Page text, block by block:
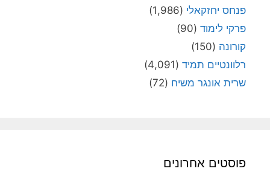
פנחס יחזקאלי (1,986)
פרקי לימוד (90)
קורונה (150)
רלוונטיים תמיד (4,091)
שרית אונגר משיח (72)
פוסטים אחרונים